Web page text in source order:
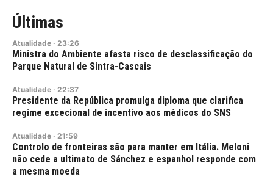
Últimas
Atualidade · 23:26
Ministra do Ambiente afasta risco de desclassificação do
Parque Natural de Sintra-Cascais
Atualidade · 22:37
Presidente da República promulga diploma que clarifica
regime excecional de incentivo aos médicos do SNS
Atualidade · 21:59
Controlo de fronteiras são para manter em Itália. Meloni
não cede a ultimato de Sánchez e espanhol responde com
a mesma moeda